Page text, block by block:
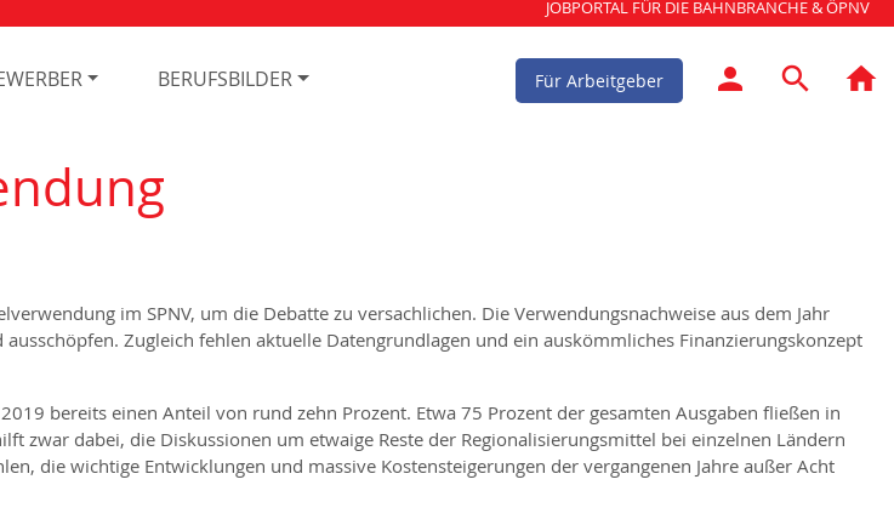
JOBPORTAL FÜR DIE BAHNBRANCHE & ÖPNV
BERUFSBILDER Für Arbeitgeber
im SPNV, um die Debatte zu versachlichen. Die Verwendungsnachweise aus dem Jahr
Zugleich fehlen aktuelle Datengrundlagen und ein auskömmliches Finanzierungskonzept
bereits einen Anteil von rund zehn Prozent. Etwa 75 Prozent der gesamten Ausgaben fließen in
zwar dabei, die Diskussionen um etwaige Reste der Regionalisierungsmittel bei einzelnen Ländern
die wichtige Entwicklungen und massive Kostensteigerungen der vergangenen Jahre außer Acht